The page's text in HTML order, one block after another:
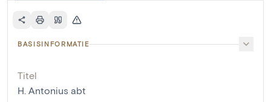
BASISINFORMATIE
Titel
H. Antonius abt